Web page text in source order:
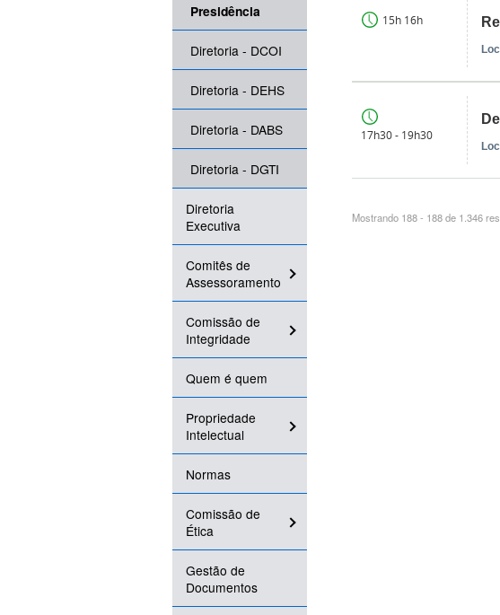
Presidência
Diretoria - DCOI
Diretoria - DEHS
Diretoria - DABS
Diretoria - DGTI
Diretoria
Executiva
Comitês de
Assessoramento
Comissão de
Integridade
Quem é quem
Propriedade
Intelectual
Normas
Comissão de
Ética
Gestão de
Documentos
15h 16h
17h30 - 19h30
Mostrando 188 - 188 de 1.346